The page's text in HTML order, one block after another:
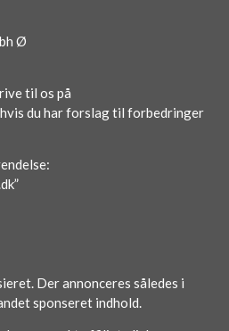
Ø
til os på
du har forslag til forbedringer
Der annonceres således i
sponseret indhold.